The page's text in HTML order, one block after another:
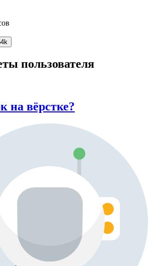
пользователя
на вёрстке?